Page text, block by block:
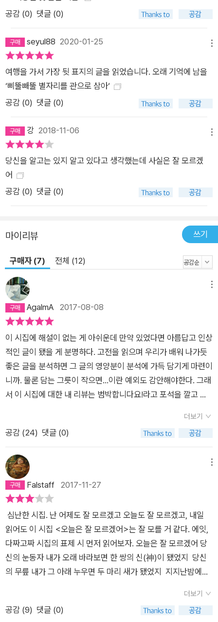
은 여전히 존재할 수 있음을 시인은 그의 시를 통해 전하고 있다.
공감 (0) 댓글 (0)
seyul88 2020-01-25
여행을 가서 가장 뒷 표지의 글을 읽었습니다. 오래 기억에 남을
‘삐뚤빼뚤 별자리를 관으로 삼아‘
공감 (0) 댓글 (0)
강 2018-11-06
당신을 알고는 있지 알고 있다고 생각했는데 사실은 잘 모르겠
어
공감 (0) 댓글 (0)
마이리뷰 쓰기
구매자 (7) 전체 (12)
AgalmA 2017-08-08
이 시집에 해설이 없는 게 아쉬운데 만약 있었다면 아름답고 인상
적인 글이 됐을 게 분명하다. 고전을 읽으며 우리가 배워 나가듯
좋은 글을 분석하면 그 글의 영양분이 분석에 가득 담기게 마련이
니까. 물론 담는 그릇이 작으면…이란 예외도 감안해야한다. 그래
서 이 시집에 대한 내 리뷰는 범박합니다요!라고 포석을 깔고 가
나의 언어 세계로 보고 그 구조 및 수법과 형태를 이해하고 분석
하는 신비평보다는, 작품을 작가의 생애나 사상, 시대나 사회와의
관련 속에서 보는 주관적인 인상 비평이다. 이 시집을 대표할 시
세 개를 내게 요청한다면 「복화술사의 구술사」, 「마치 혀가 없는
것처럼」, 「브라운이 브라운에게」를 가져오겠다. “내 머릿속에다
평생 허방을 판 원수 놈아”라고 시간에게 호통치는 「복화술사의
달하는 게 흥미롭다. 자신이 아닌 다른 대상을 통해 자신을 전달
하지만 실체는 결코 파악될 수 없는 역설과 궤변의 상황이 지속적
으로 제시된다. 이것은 심보선 《오늘은 잘 모르겠어》 시집 전체
를 관통하는 줄기이기도 하다.대미를 장식하는 위치에 있으면서
흡사 단편 소설을 떠올리게 만드는 「마치 혀가 없는 것처럼」(22
페이지 분량), 「브라운이 브라운에게」(35페이지 분량)에서도 심
보선 시에서 반복되는 주제부를 엿볼 수 있다. “입속에 혀가 있건
더보기
공감 (24) 댓글 (0)
Falstaff 2017-11-27
심난한 시집. 난 어제도 잘 모르겠고 오늘도 잘 모르겠고, 내일
읽어도 이 시집 <오늘은 잘 모르겠어>는 잘 모를 거 같다. 에잇,
다짜고짜 시집의 표제 시 먼저 읽어보자. 오늘은 잘 모르겠어 당
신의 눈동자 내가 오래 바라보면 한 쌍의 신(神)이 됐었지 당신
의 무릎 내가 그 아래 누우면 두 마리 새가 됐었지 지지난밤에는
나는 인간이 확실했었으나 오늘은 잘 모르겠어 눈꺼풀은 지그시
닫히고 무릎은 가만히 펴졌지 거기까지는 알겠으나 새는 다시
더보기
공감 (9) 댓글 (0)